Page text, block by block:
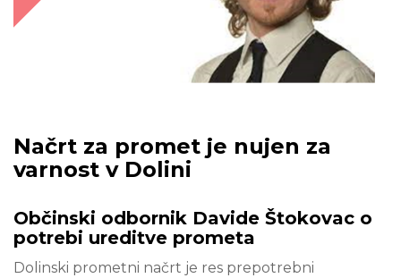
Načrt za promet je nujen za
varnost v Dolini
Občinski odbornik Davide Štokovac o
potrebi ureditve prometa
Dolinski prometni načrt je res prepotrebni